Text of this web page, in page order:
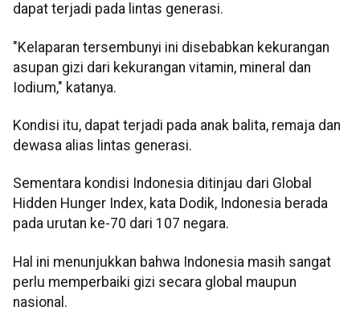
dapat terjadi pada lintas generasi.
"Kelaparan tersembunyi ini disebabkan kekurangan
asupan gizi dari kekurangan vitamin, mineral dan
Iodium," katanya.
Kondisi itu, dapat terjadi pada anak balita, remaja dan
dewasa alias lintas generasi.
Sementara kondisi Indonesia ditinjau dari Global
Hidden Hunger Index, kata Dodik, Indonesia berada
pada urutan ke-70 dari 107 negara.
Hal ini menunjukkan bahwa Indonesia masih sangat
perlu memperbaiki gizi secara global maupun
nasional.